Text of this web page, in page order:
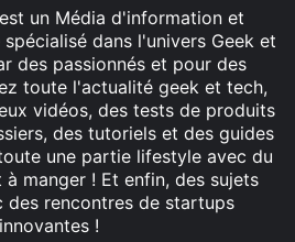
un Média d'information et
dans l'univers Geek et
des passionnés et pour des
toute l'actualité geek et tech,
vidéos, des tests de produits
des tutoriels et des guides
une partie lifestyle avec du
manger ! Et enfin, des sujets
des rencontres de startups
innovantes !